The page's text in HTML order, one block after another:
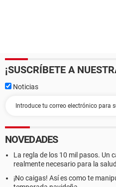
¡SUSCRÍBETE A
Noticias
NOVEDADES
La regla de los 10 mil pasos. Un
realmente necesario para la salud
¡No caigas! Así es como te